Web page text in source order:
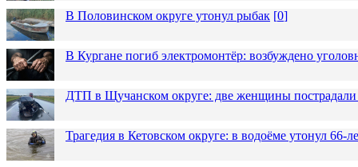
В Половинском округе утонул рыбак [0]
В Кургане погиб электромонтёр: возбуждено
ДТП в Щучанском округе: две женщины пострадали
Трагедия в Кетовском округе: в водоёме утонул 66-